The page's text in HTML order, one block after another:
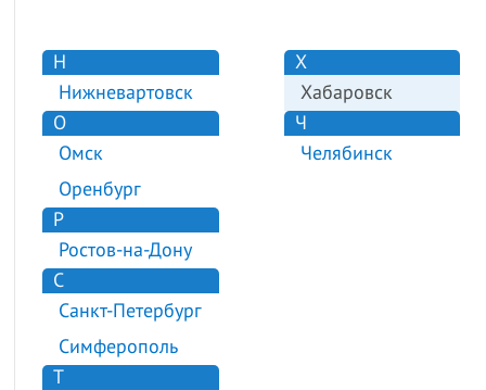
Н
Нижневартовск
О
Омск
Оренбург
Р
Ростов-на-Дону
С
Санкт-Петербург
Симферополь
Т
Х
Хабаровск
Ч
Челябинск